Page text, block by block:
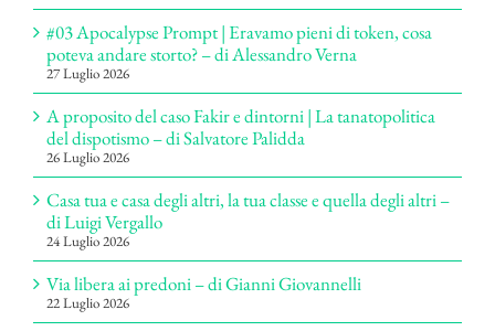
#03 Apocalypse Prompt | Eravamo pieni di token, cosa
poteva andare storto? – di Alessandro Verna
27 Luglio 2026
A proposito del caso Fakir e dintorni | La tanatopolitica
del dispotismo – di Salvatore Palidda
26 Luglio 2026
Casa tua e casa degli altri, la tua classe e quella degli altri –
di Luigi Vergallo
24 Luglio 2026
Via libera ai predoni – di Gianni Giovannelli
22 Luglio 2026